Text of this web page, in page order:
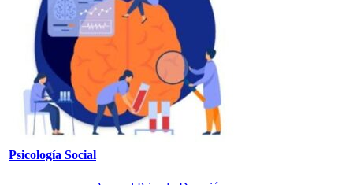
Psicología Social